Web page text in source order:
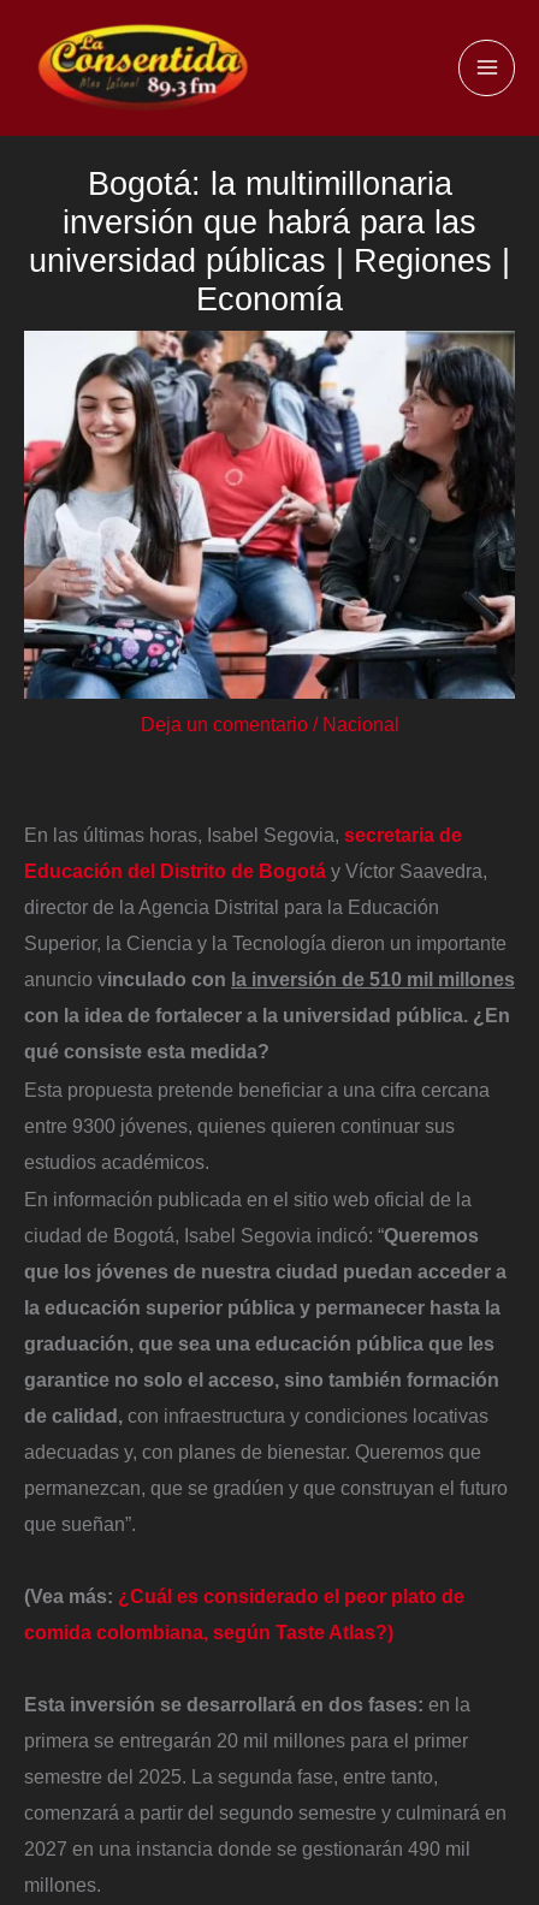
contenido
Bogotá: la multimillonaria
inversión que habrá para las
universidad públicas | Regiones |
Economía
Deja un comentario / Nacional
En las últimas horas, Isabel Segovia, secretaria de
Educación del Distrito de Bogotá y Víctor Saavedra,
director de la Agencia Distrital para la Educación
Superior, la Ciencia y la Tecnología dieron un importante
anuncio vinculado con la inversión de 510 mil millones
con la idea de fortalecer a la universidad pública. ¿En
qué consiste esta medida?
Esta propuesta pretende beneficiar a una cifra cercana
entre 9300 jóvenes, quienes quieren continuar sus
estudios académicos.
En información publicada en el sitio web oficial de la
ciudad de Bogotá, Isabel Segovia indicó: “Queremos
que los jóvenes de nuestra ciudad puedan acceder a
la educación superior pública y permanecer hasta la
graduación, que sea una educación pública que les
garantice no solo el acceso, sino también formación
de calidad, con infraestructura y condiciones locativas
adecuadas y, con planes de bienestar. Queremos que
permanezcan, que se gradúen y que construyan el futuro
que sueñan”.
(Vea más: ¿Cuál es considerado el peor plato de
comida colombiana, según Taste Atlas?)
Esta inversión se desarrollará en dos fases: en la
primera se entregarán 20 mil millones para el primer
semestre del 2025. La segunda fase, entre tanto,
comenzará a partir del segundo semestre y culminará en
2027 en una instancia donde se gestionarán 490 mil
millones.